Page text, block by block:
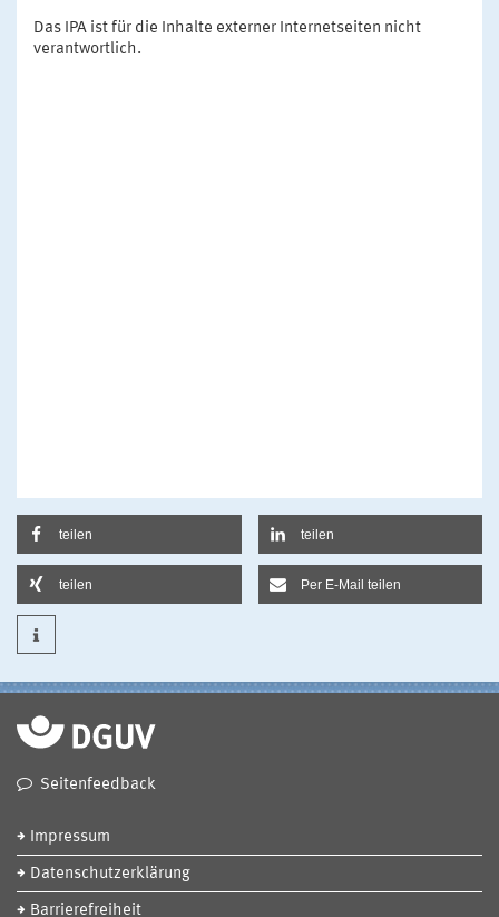
Das IPA ist für die Inhalte externer Internetseiten nicht
verantwortlich.
teilen teilen
teilen Per E-Mail teilen
Seitenfeedback
Impressum
Datenschutzerklärung
Barrierefreiheit